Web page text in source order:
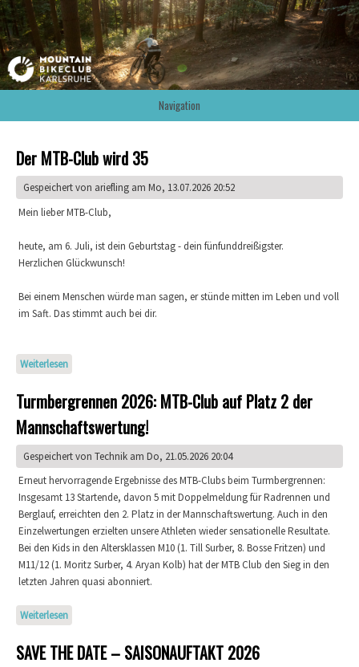
Navigation
Der MTB-Club wird 35
Gespeichert von ariefling am Mo, 13.07.2026 20:52
Mein lieber MTB-Club,
heute, am 6. Juli, ist dein Geburtstag - dein fünfunddreißigster.
Herzlichen Glückwunsch!
Bei einem Menschen würde man sagen, er stünde mitten im Leben und voll
im Saft. Das stimmt auch bei dir.
Weiterlesen
Turmbergrennen 2026: MTB-Club auf Platz 2 der
Mannschaftswertung!
Gespeichert von Technik am Do, 21.05.2026 20:04
Erneut hervorragende Ergebnisse des MTB-Clubs beim Turmbergrennen:
Insgesamt 13 Startende, davon 5 mit Doppelmeldung für Radrennen und
Berglauf, erreichten den 2. Platz in der Mannschaftswertung. Auch in den
Einzelwertungen erzielten unsere Athleten wieder sensationelle Resultate.
Bei den Kids in den Altersklassen M10 (1. Till Surber, 8. Bosse Fritzen) und
M11/12 (1. Moritz Surber, 4. Aryan Kolb) hat der MTB Club den Sieg in den
letzten Jahren quasi abonniert.
Weiterlesen
SAVE THE DATE – SAISONAUFTAKT 2026